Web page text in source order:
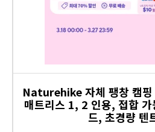
Naturehike 자체 팽창 캠핑
매트리스 1, 2 인용, 접합
드, 초경량 텐